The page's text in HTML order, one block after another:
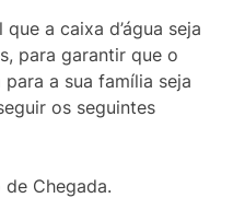
a caixa d’água seja
para garantir que o
a sua família seja
os seguintes
Chegada.